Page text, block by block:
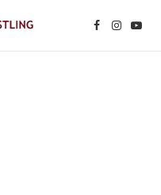
Facebook